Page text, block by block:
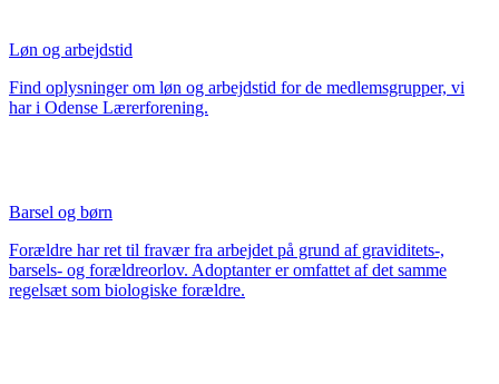
Løn og arbejdstid
Find oplysninger om løn og arbejdstid for de medlemsgrupper, vi
har i Odense Lærerforening.
Barsel og børn
Forældre har ret til fravær fra arbejdet på grund af graviditets-,
barsels- og forældreorlov. Adoptanter er omfattet af det samme
regelsæt som biologiske forældre.